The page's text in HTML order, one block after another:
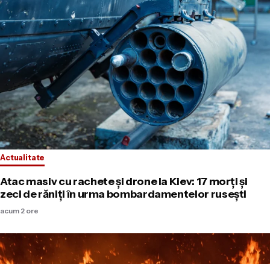
Actualitate
Atac masiv cu rachete și drone la Kiev: 17 morți și
zeci de răniți în urma bombardamentelor rusești
acum 2 ore